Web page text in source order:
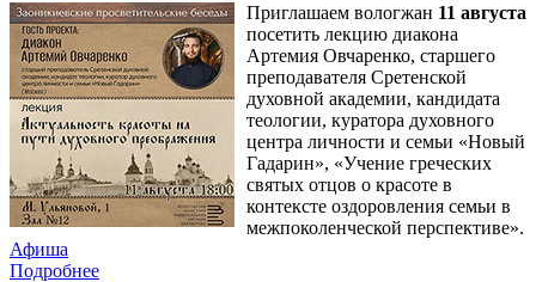
Приглашаем вологжан 11 августа
посетить лекцию диакона
Артемия Овчаренко, старшего
преподавателя Сретенской
духовной академии, кандидата
теологии, куратора духовного
центра личности и семьи «Новый
Гадарин», «Учение греческих
святых отцов о красоте в
контексте оздоровления семьи в
межпоколенческой перспективе».
Афиша
Подробнее